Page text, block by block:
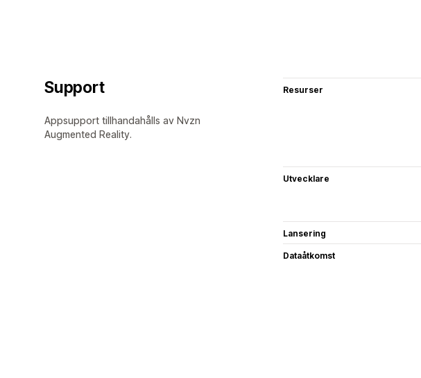
Support
Appsupport tillhandahålls av Nvzn
Augmented Reality.
Resurser
Utvecklare
Lansering
Dataåtkomst